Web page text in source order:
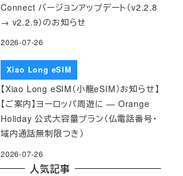
Connect バージョンアップデート（v2.2.8
→ v2.2.9）のお知らせ
2026-07-26
Xiao Long eSIM
【Xiao Long eSIM（小龍eSIM）お知らせ】
【ご案内】ヨーロッパ周遊に — Orange
Holiday 公式大容量プラン（仏電話番号・
域内通話無制限つき）
2026-07-26
人気記事